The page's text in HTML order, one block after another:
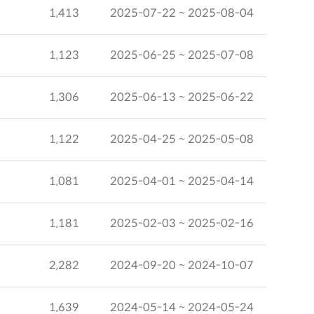
1,413 2025-07-22 ~ 2025-08-04
1,123 2025-06-25 ~ 2025-07-08
1,306 2025-06-13 ~ 2025-06-22
1,122 2025-04-25 ~ 2025-05-08
1,081 2025-04-01 ~ 2025-04-14
1,181 2025-02-03 ~ 2025-02-16
2,282 2024-09-20 ~ 2024-10-07
1,639 2024-05-14 ~ 2024-05-24